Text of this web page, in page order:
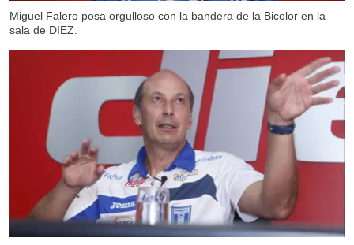
Miguel Falero posa orgulloso con la bandera de la Bicolor en la
sala de DIEZ.